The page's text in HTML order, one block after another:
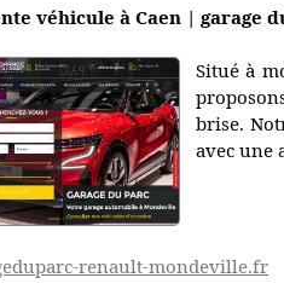
véhicule à Caen | garage
Situé à
brise.
avec une
renault-mondeville.fr